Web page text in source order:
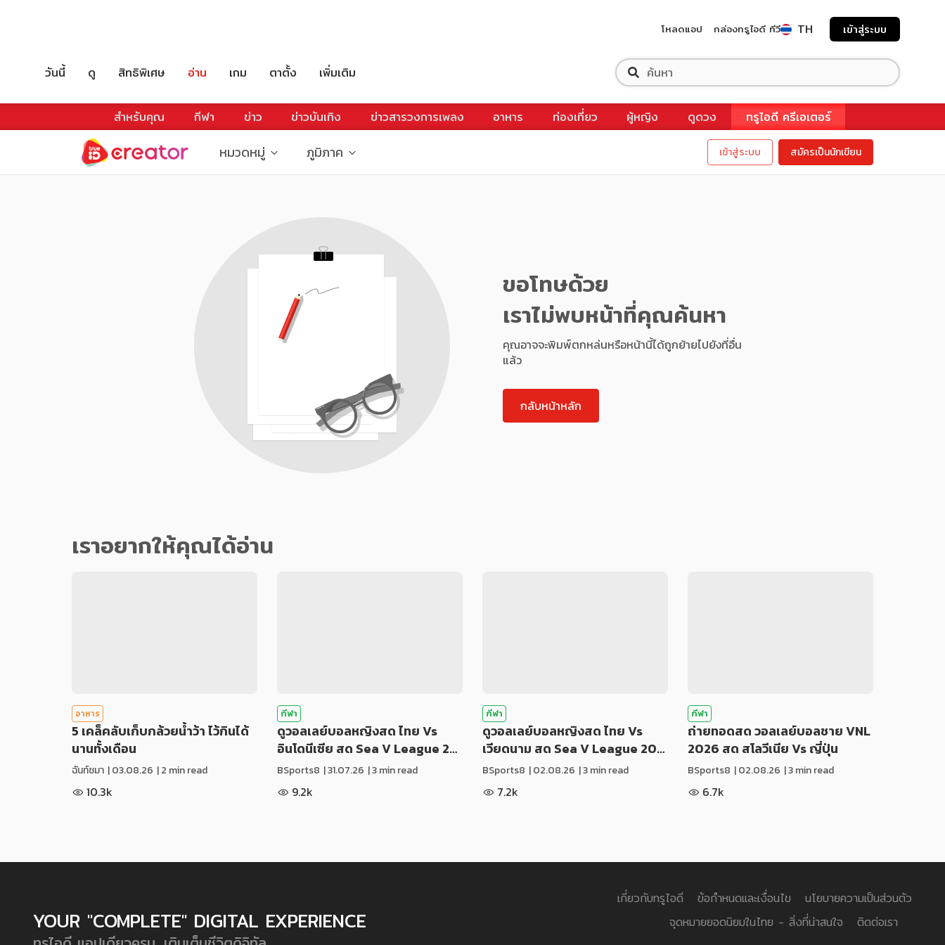
โหลดแอป กล่องทรูไอดี ทีวี TH เข้าสู่ระบบ
วันนี้ ดู สิทธิพิเศษ อ่าน เกม ตาตั้ง เพิ่มเติม
สำหรับคุณ กีฬา ข่าว ข่าวบันเทิง ข่าวสารวงการเพลง อาหาร ท่องเที่ยว ผู้หญิง ดูดวง ทรูไอดี ครีเอเตอร์
หมวดหมู่ ภูมิภาค เข้าสู่ระบบ สมัครเป็นนักเขียน
ขอโทษด้วย
เราไม่พบหน้าที่คุณค้นหา
คุณอาจจะพิมพ์ตกหล่นหรือหน้านี้ได้ถูกย้ายไปยังที่อื่น
แล้ว
กลับหน้าหลัก
เราอยากให้คุณได้อ่าน
อาหาร
5 เคล็คลับเก็บกล้วยน้ำว้า ไว้กินได้
นานทั้งเดือน
ฉันท์ชมา |03.08.26 | 2 min read
10.3k
กีฬา
ดูวอลเลย์บอลหญิงสด ไทย Vs
อินโดนีเซีย สด Sea V League 2…
BSports8 |31.07.26 | 3 min read
9.2k
กีฬา
ดูวอลเลย์บอลหญิงสด ไทย Vs
เวียดนาม สด Sea V League 20…
BSports8 |02.08.26 | 3 min read
7.2k
กีฬา
ถ่ายทอดสด วอลเลย์บอลชาย VNL
2026 สด สโลวีเนีย Vs ญี่ปุ่น
BSports8 |02.08.26 | 3 min read
6.7k
YOUR "COMPLETE" DIGITAL EXPERIENCE
เกี่ยวกับทรูไอดี ข้อกำหนดและเงื่อนไข
นโยบายความเป็นส่วนตัว
จุดหมายยอดนิยมในไทย - สิ่งที่น่าสนใจ
ติดต่อเรา